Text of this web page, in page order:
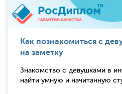
Как познакомиться с
на заметку
Знакомство с девушками в
найти умную и начитанную